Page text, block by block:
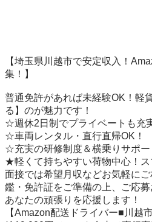
【埼玉県川越市で安定収入！
集！】
普通免許があれば未経験OK！軽
る】のが魅力です！
☆週休2日制でプライベートも充
☆車両レンタル・直行直帰OK！
☆充実の研修制度＆横乗りサポー
★軽くて持ちやすい荷物中心！ス
面接では希望月収などお気軽に
鑑・免許証をご準備の上、ご応募
あなたの頑張りを応援します！
【Amazon配送ドライバー■川越